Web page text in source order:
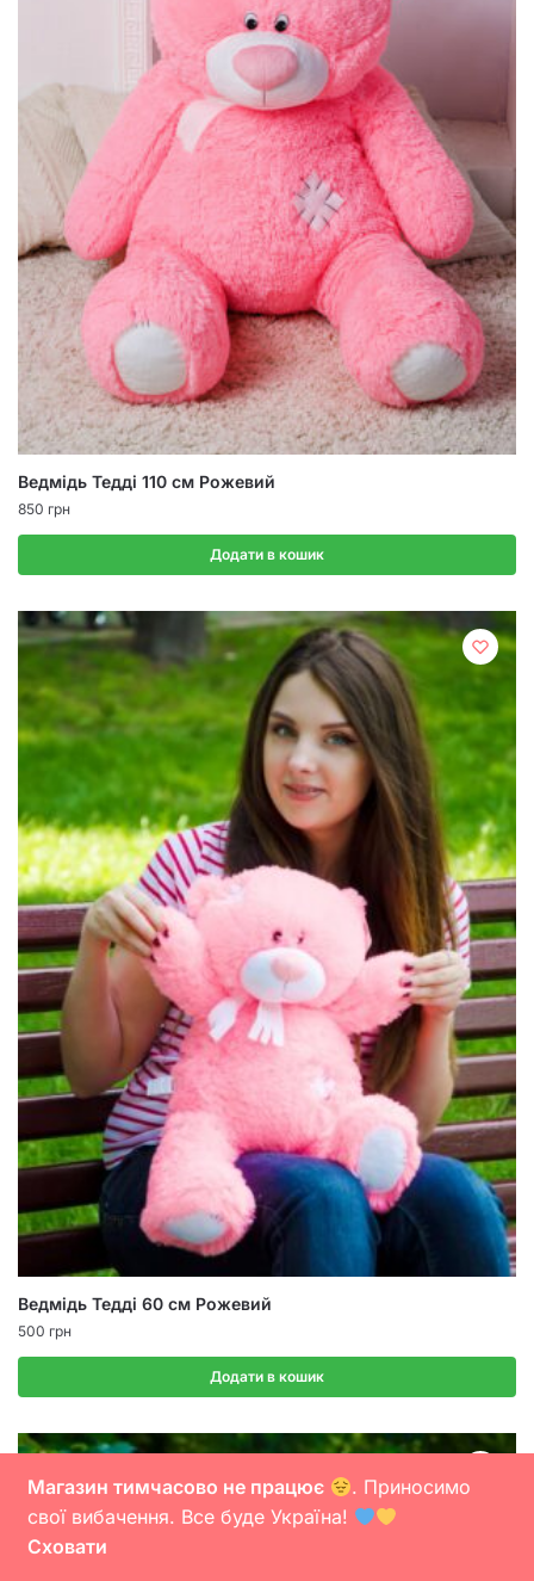
Магазин тимчасово не працює
. Приносимо
свої вибачення. Все буде Україна!
Сховати
Ведмідь Тедді 110 см Рожевий
850 грн
Додати в кошик
Ведмідь Тедді 60 см Рожевий
500 грн
Додати в кошик